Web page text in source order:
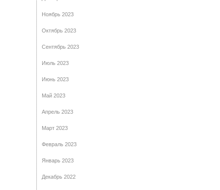
Ноябрь 2023
Октябрь 2023
Сентябрь 2023
Июль 2023
Июнь 2023
Май 2023
Апрель 2023
Март 2023
Февраль 2023
Январь 2023
Декабрь 2022